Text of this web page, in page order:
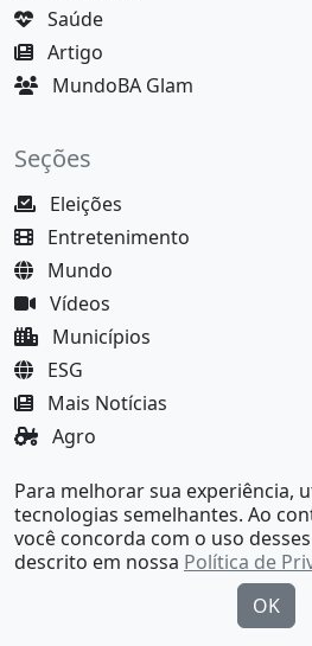
Saúde
Artigo
MundoBA Glam
Seções
Eleições
Entretenimento
Mundo
Vídeos
Municípios
ESG
Mais Notícias
Agro
MundoBA Black
Para melhorar sua experiência,
tecnologias semelhantes. Ao
você concorda com o uso
descrito em nossa Política de
OK